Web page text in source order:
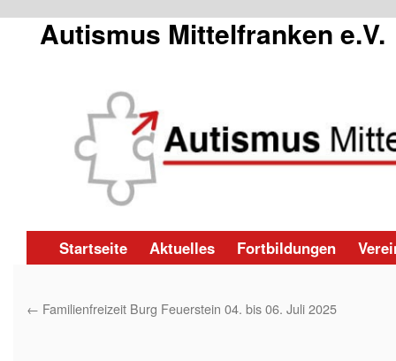
Autismus Mittelfranken e.V.
Zum
springen
Startseite Aktuelles Fortbildungen
← Familienfreizeit Burg Feuerstein 04. bis 06. Juli 2025